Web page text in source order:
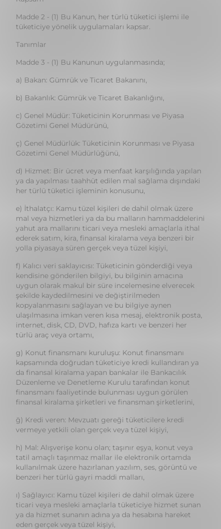
Tanımlar
Madde 3 - (1) Bu Kanunun uygulanmasında;
Gözetimi Genel Müdürünü,
ç) Genel Müdürlük: Tüketicinin Korunması ve Piyasa
Gözetimi Genel Müdürlüğünü,
d) Hizmet: Bir ücret veya menfaat karşılığında yapılan
ya da yapılması taahhüt edilen mal sağlama dışındaki
her türlü tüketici işleminin konusunu,
e) İthalatçı: Kamu tüzel kişileri de dahil olmak üzere
mal veya hizmetleri ya da bu malların hammaddelerini
yahut ara mallarını ticari veya mesleki amaçlarla ithal
ederek satım, kira, finansal kiralama veya benzeri bir
yolla piyasaya süren gerçek veya tüzel kişiyi,
f) Kalıcı veri saklayıcısı: Tüketicinin gönderdiği veya
kendisine gönderilen bilgiyi, bu bilginin amacına
uygun olarak makul bir süre incelemesine elverecek
şekilde kaydedilmesini ve değiştirilmeden
kopyalanmasını sağlayan ve bu bilgiye aynen
ulaşılmasına imkan veren kısa mesaj, elektronik posta,
internet, disk, CD, DVD, hafıza kartı ve benzeri her
türlü araç veya ortamı,
g) Konut finansmanı kuruluşu: Konut finansmanı
kapsamında doğrudan tüketiciye kredi kullandıran ya
da finansal kiralama yapan bankalar ile Bankacılık
Düzenleme ve Denetleme Kurulu tarafından konut
finansmanı faaliyetinde bulunması uygun görülen
finansal kiralama şirketleri ve finansman şirketlerini,
ğ) Kredi veren: Mevzuatı gereği tüketicilere kredi
vermeye yetkili olan gerçek veya tüzel kişiyi,
h) Mal: Alışverişe konu olan; taşınır eşya, konut veya
tatil amaçlı taşınmaz mallar ile elektronik ortamda
kullanılmak üzere hazırlanan yazılım, ses, görüntü ve
benzeri her türlü gayri maddi malları,
ı) Sağlayıcı: Kamu tüzel kişileri de dahil olmak üzere
ticari veya mesleki amaçlarla tüketiciye hizmet sunan
ya da hizmet sunanın adına ya da hesabına hareket
eden gerçek veya tüzel kişiyi,
i) Satıcı: Kamu tüzel kişileri de dahil olmak üzere ticari
veya mesleki amaçlarla tüketiciye mal sunan ya da
mal sunanın adına ya da hesabına hareket eden gerçek